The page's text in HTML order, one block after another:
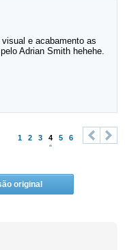
e acabamento as
Adrian Smith hehehe.
1 2 3 4 5 6
< >
original